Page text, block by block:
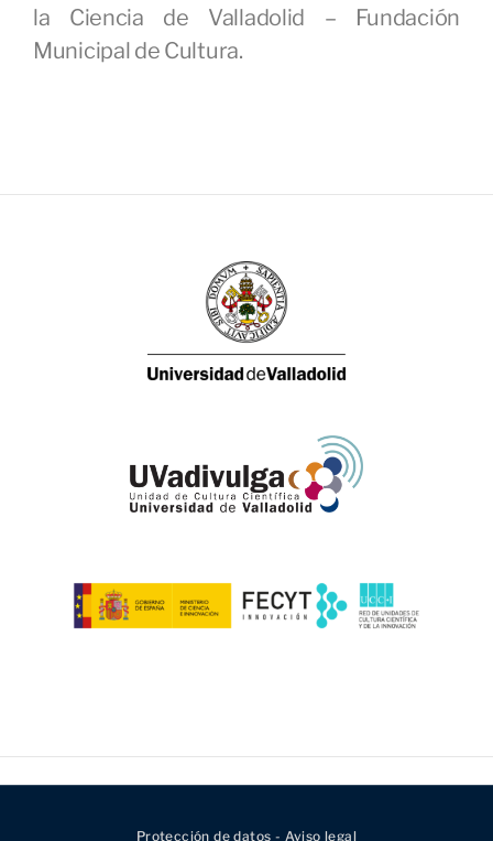
la Ciencia de Valladolid – Fundación
Municipal de Cultura.
Protección de datos - Aviso legal